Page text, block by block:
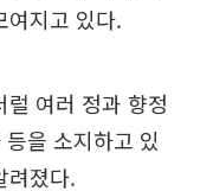
여지고 있다.
여러 정과 향정
을 소지하고 있
려졌다.